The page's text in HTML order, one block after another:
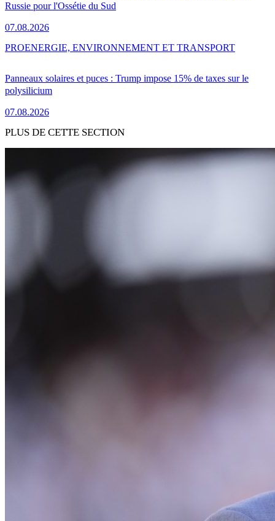
Russie pour l'Ossétie du Sud
07.08.2026
Panneaux solaires et puces : Trump impose 15% de taxes sur le
polysilicium
07.08.2026
PROENERGIE, ENVIRONNEMENT ET TRANSPORT
PLUS DE CETTE SECTION